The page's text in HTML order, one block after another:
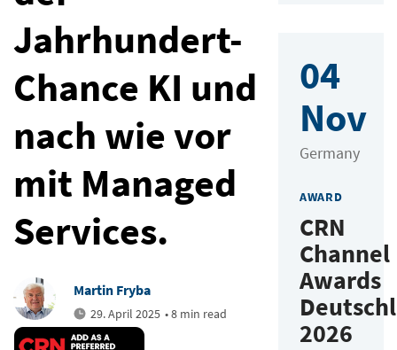
Jahrhundert-
Chance KI und
nach wie vor
mit Managed
Services.
Martin Fryba
29. April 2025 • 8 min read
04
Nov
Germany
AWARD
CRN
Channel
Awards
2026